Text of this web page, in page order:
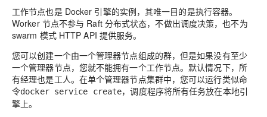
工作节点也是 Docker 引擎的实例，其唯一目的是执行容器。
Worker 节点不参与 Raft 分布式状态，不做出调度决策，也不为
swarm 模式 HTTP API 提供服务。
您可以创建一个由一个管理器节点组成的群，但是如果没有至少
一个管理器节点，您就不能拥有一个工作节点。默认情况下，所
有经理也是工人。在单个管理器节点集群中，您可以运行类似命
令docker service create，调度程序将所有任务放在本地引
擎上。